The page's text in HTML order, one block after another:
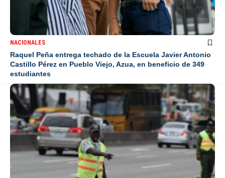
NACIONALES
Raquel Peña entrega techado de la Escuela Javier Antonio
Castillo Pérez en Pueblo Viejo, Azua, en beneficio de 349
estudiantes